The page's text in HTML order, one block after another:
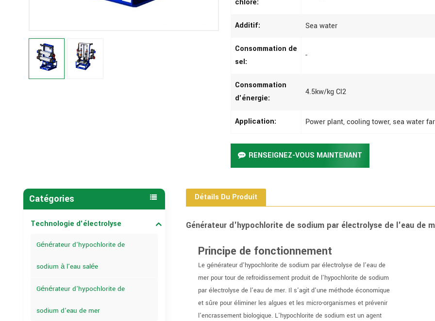
chlore:
Additif: Sea water
Consommation de
sel:
-
Consommation
d'énergie:
4.5kw/kg Cl2
Application: Power plant, cooling tower, sea water
RENSEIGNEZ-VOUS MAINTENANT
Catégories
Technologie d'électrolyse
Générateur d'hypochlorite de
sodium à l'eau salée
Générateur d'hypochlorite de
sodium d'eau de mer
Détails Du Produit
Générateur d'hypochlorite de sodium par électrolyse de l'eau de
Principe de fonctionnement
Le générateur d'hypochlorite de sodium par électrolyse de l'eau de
mer pour tour de refroidissement produit de l'hypochlorite de sodium
par électrolyse de l'eau de mer. Il s'agit d'une méthode économique
et sûre pour éliminer les algues et les micro-organismes et prévenir
l'encrassement biologique. L'hypochlorite de sodium est un agent